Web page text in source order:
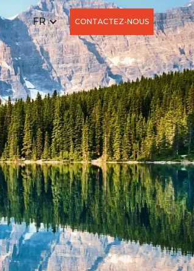
FR CONTACTEZ-NOUS